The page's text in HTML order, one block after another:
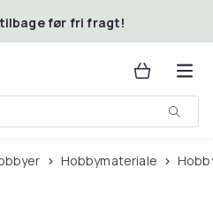
tilbage før fri fragt!
Hobbymateriale